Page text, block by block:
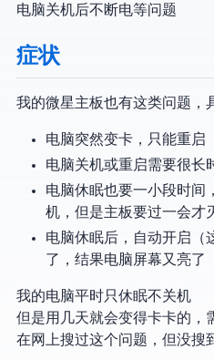
电脑关机后不断电…等问题
症状
我的微星主板也有这类问题，
电脑突然变卡，只能重启
电脑关机或重启需要很长
电脑休眠也要一小段时间
机，但是主板要过一会才
电脑休眠后，自动开启（
了，结果电脑屏幕又亮了
我的电脑平时只休眠不关机
但是用几天就会变得卡卡的，
在网上搜过这个问题，但没搜